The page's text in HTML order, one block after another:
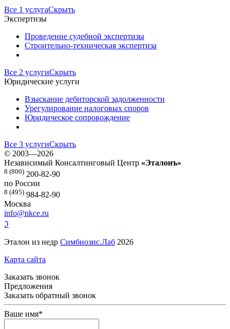
Все 1 услугаСкрыть
Экспертизы
Проведение судебной экспертизы
Строительно-техническая экспертиза
Все 2 услугиСкрыть
Юридические услуги
Взыскание дебиторской задолженности
Урегулирование налоговых споров
Юридическое сопровождение
Все 3 услугиСкрыть
© 2003—2026
Независимый Консалтинговый Центр «Эталонъ»
8 (800) 200-82-90
по России
8 (495) 984-82-90
Москва
info@nkce.ru
ℑ
Эталон из недр Симбиозис.Лаб 2026
Карта сайта
Заказать звонок
Предложения
Заказать обратный звонок
Ваше имя*